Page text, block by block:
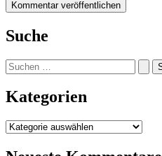
Suche
Suchen
nach:
Kategorien
Kategorien